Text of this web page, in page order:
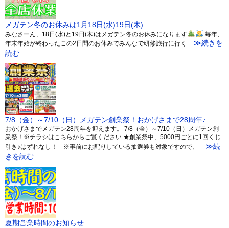
メガテン冬のお休みは1月18日(水)19日(木)
みなさーん、18日(水)と19日(木)はメガテン冬のお休みになります
毎年、
年末年始が終わったこの2日間のお休みでみんなで研修旅行に行く
≫続きを
読む
7/8（金）～7/10（日）メガテン創業祭！おかげさまで28周年♪
おかげさまでメガテン28周年を迎えます。 7/8（金）～7/10（日）メガテン創
業祭！※チラシはこちらからご覧ください ★創業祭中、5000円ごとに1回くじ
引き♪はずれなし！ ※事前にお配りしている抽選券も対象ですので、
≫続
きを読む
夏期営業時間のお知らせ